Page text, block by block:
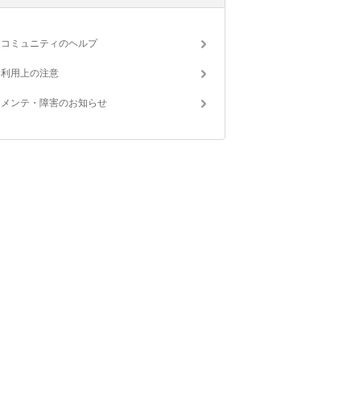
コミュニティのヘルプ
利用上の注意
メンテ・障害のお知らせ